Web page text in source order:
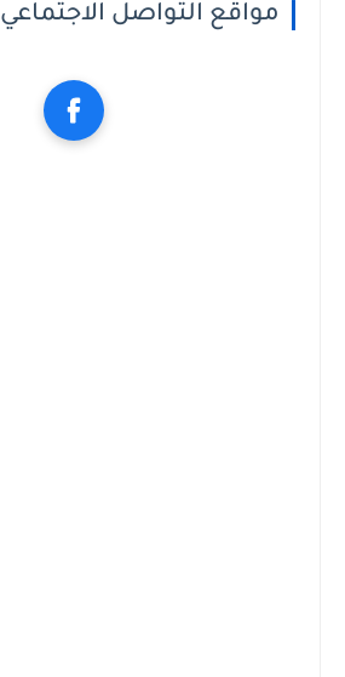
مواقع التواصل الاجتماعي